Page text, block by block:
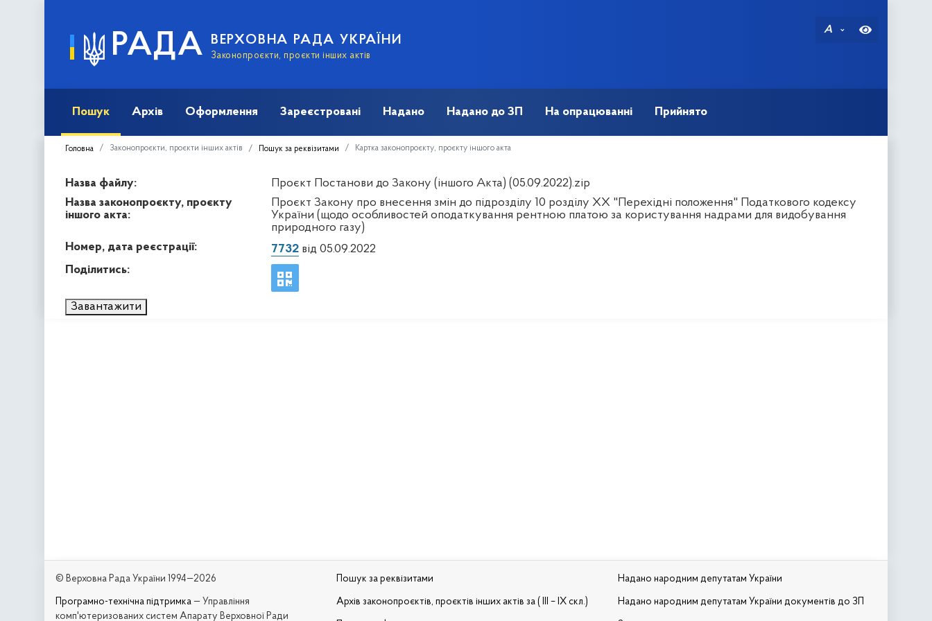
РАДА ВЕРХОВНА РАДА УКРАЇНИ
Законопроєкти, проєкти інших актів
A
Пошук Архів Оформлення Зареєстровані Надано Надано до ЗП На опрацюванні Прийнято
Головна Законопроєкти, проєкти інших актів Пошук за реквізитами Картка законопроєкту, проєкту іншого акта
Назва файлу:
Проєкт Постанови до Закону (іншого Акта) (05.09.2022).zip
Назва законопроєкту, проєкту
іншого акта:
Проєкт Закону про внесення змін до підрозділу 10 розділу ХХ "Перехідні положення" Податкового кодексу
України (щодо особливостей оподаткування рентною платою за користування надрами для видобування
природного газу)
Номер, дата реєстрації:
7732від 05.09.2022
Поділитись:
Завантажити
© Верховна Рада України 1994—2026
Програмно-технічна підтримка — Управління
комп'ютеризованих систем Апарату Верховної Ради
Пошук за реквізитами
Архів законопроєктів, проєктів інших актів за ( III – IX скл.)
Надано народним депутатам України
Надано народним депутатам України документів до ЗП